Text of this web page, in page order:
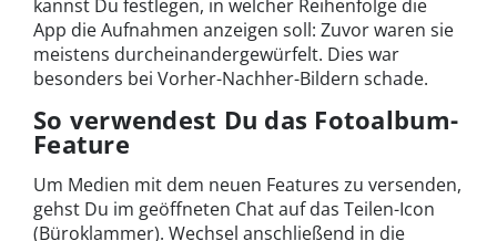
kannst Du festlegen, in welcher Reihenfolge die
App die Aufnahmen anzeigen soll: Zuvor waren sie
meistens durcheinandergewürfelt. Dies war
besonders bei Vorher-Nachher-Bildern schade.
So verwendest Du das Fotoalbum-
Feature
Um Medien mit dem neuen Features zu versenden,
gehst Du im geöffneten Chat auf das Teilen-Icon
(Büroklammer). Wechsel anschließend in die